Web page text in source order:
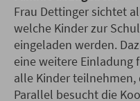
Frau Dettinger sichtet
welche Kinder zur
eingeladen werden.
eine weitere Einladung
alle Kinder teilnehmen,
Parallel besucht die